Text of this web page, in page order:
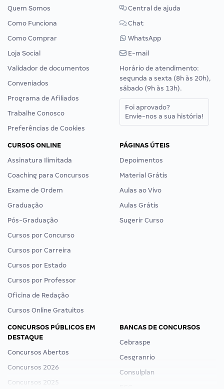
Quem Somos
Como Funciona
Como Comprar
Loja Social
Validador de documentos
Conveniados
Programa de Afiliados
Trabalhe Conosco
Preferências de Cookies
Central de ajuda
Chat
WhatsApp
E-mail
Horário de atendimento:
segunda a sexta (8h às 20h),
sábado (9h às 13h).
Foi aprovado?
Envie-nos a sua história!
CURSOS ONLINE
Assinatura Ilimitada
Coaching para Concursos
Exame de Ordem
Graduação
Pós-Graduação
Cursos por Concurso
Cursos por Carreira
Cursos por Estado
Cursos por Professor
Oficina de Redação
Cursos Online Gratuitos
PÁGINAS ÚTEIS
Depoimentos
Material Grátis
Aulas ao Vivo
Aulas Grátis
Sugerir Curso
CONCURSOS PÚBLICOS EM
DESTAQUE
Concursos Abertos
Concursos 2026
Concursos 2025
BANCAS DE CONCURSOS
Cebraspe
Cesgranrio
Consulplan